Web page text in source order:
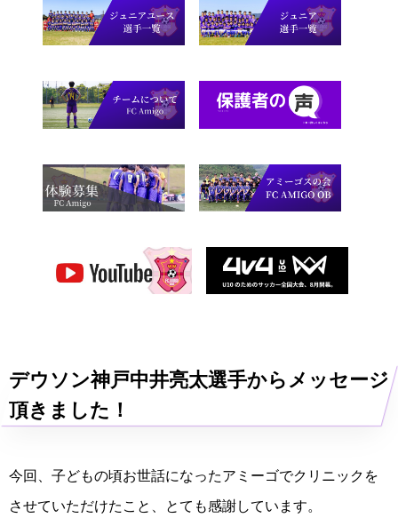
デウソン神戸中井亮太選手からメッセージ
頂きました！
今回、子どもの頃お世話になったアミーゴでクリニックを
させていただけたこと、とても感謝しています。